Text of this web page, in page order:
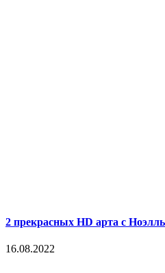
2 прекрасных HD арта с
16.08.2022